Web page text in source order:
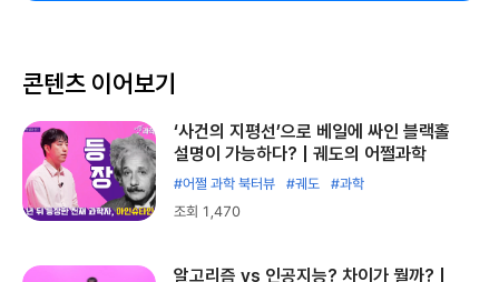
콘텐츠 이어보기
‘사건의 지평선’으로 베일에 싸인 블랙홀
설명이 가능하다? | 궤도의 어쩔과학
#어쩔 과학 북터뷰 #궤도
#과학
조회 1,470
알고리즘 vs 인공지능? 차이가 뭘까? |